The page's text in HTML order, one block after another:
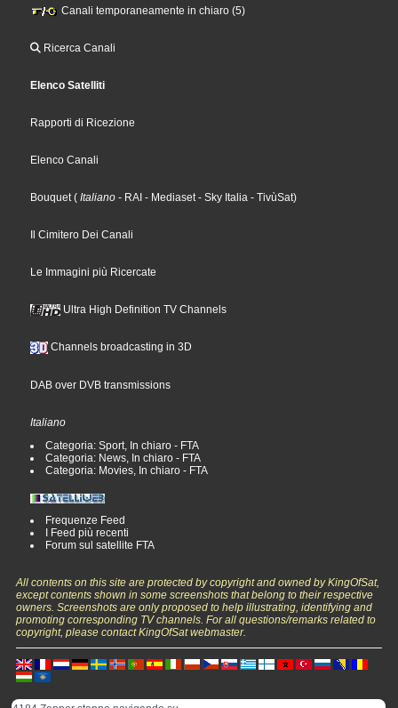
Canali temporaneamente in chiaro (5)
Ricerca Canali
Elenco Satelliti
Rapporti di Ricezione
Elenco Canali
Bouquet( Italiano - RAI - Mediaset- Sky Italia - TivùSat)
Il Cimitero Dei Canali
Le Immagini più Ricercate
Ultra High Definition TV Channels
Channels broadcasting in 3D
DAB over DVB transmissions
Italiano
Categoria: Sport, In chiaro - FTA
Categoria: News, In chiaro - FTA
Categoria: Movies, In chiaro - FTA
Frequenze Feed
I Feed più recenti
Forum sul satellite FTA
All contents on this site are protected by copyright and owned by KingOfSat,
except contents shown in some screenshots that belong to their respective
owners. Screenshots are only proposed to help illustrating, identifying and
promoting corresponding TV channels. For all questions/remarks related to
copyright, please contact KingOfSat webmaster.